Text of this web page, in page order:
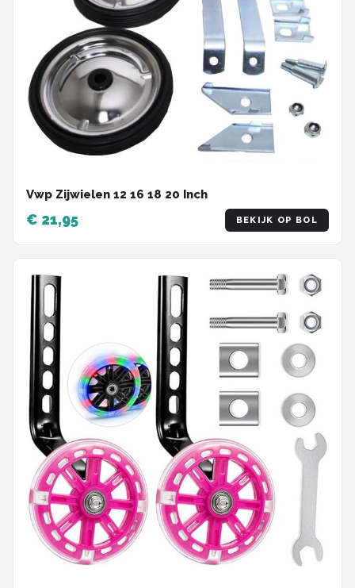
Vwp Zijwielen 12 16 18 20 Inch
€ 21,95 BEKIJK OP BOL